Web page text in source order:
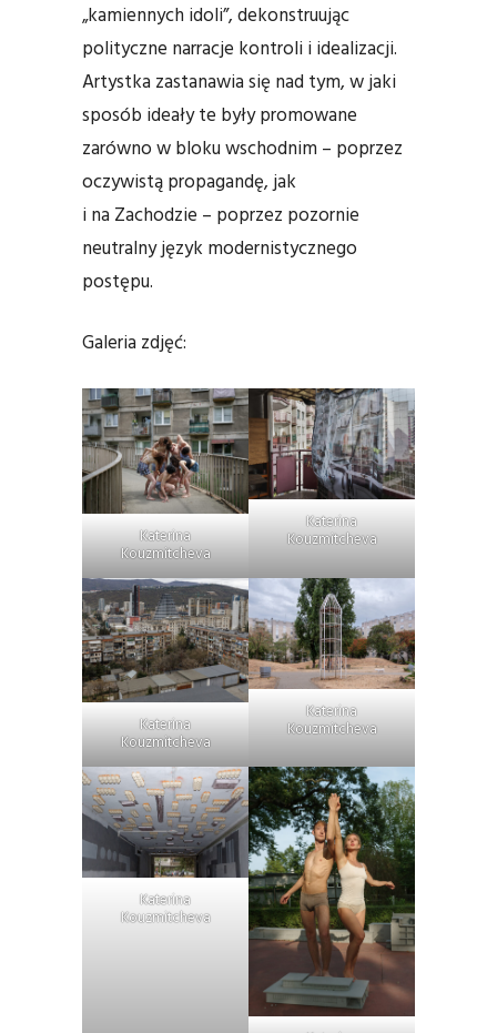
„kamiennych idoli”, dekonstruując
polityczne narracje kontroli i idealizacji.
Artystka zastanawia się nad tym, w jaki
sposób ideały te były promowane
zarówno w bloku wschodnim – poprzez
oczywistą propagandę, jak
i na Zachodzie – poprzez pozornie
neutralny język modernistycznego
postępu.
Galeria zdjęć:
Katerina
Kouzmitcheva
Katerina
Kouzmitcheva
Katerina
Kouzmitcheva
Katerina
Kouzmitcheva
Katerina
Kouzmitcheva